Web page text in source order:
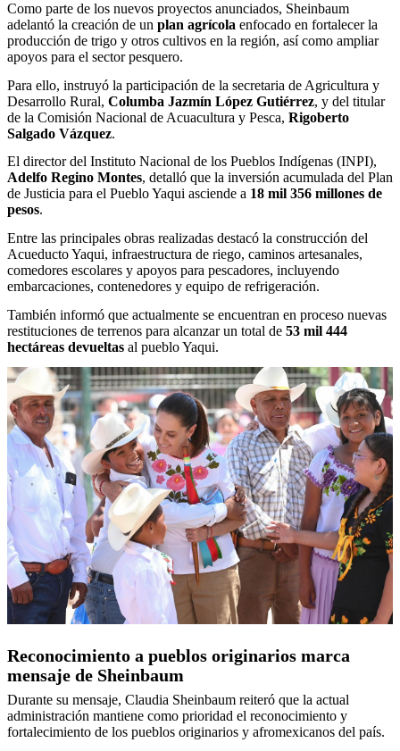
Como parte de los nuevos proyectos anunciados, Sheinbaum
adelantó la creación de un plan agrícola enfocado en fortalecer la
producción de trigo y otros cultivos en la región, así como ampliar
apoyos para el sector pesquero.
Para ello, instruyó la participación de la secretaria de Agricultura y
Desarrollo Rural, Columba Jazmín López Gutiérrez, y del titular
de la Comisión Nacional de Acuacultura y Pesca, Rigoberto
Salgado Vázquez.
El director del Instituto Nacional de los Pueblos Indígenas (INPI),
Adelfo Regino Montes, detalló que la inversión acumulada del Plan
de Justicia para el Pueblo Yaqui asciende a 18 mil 356 millones de
pesos.
Entre las principales obras realizadas destacó la construcción del
Acueducto Yaqui, infraestructura de riego, caminos artesanales,
comedores escolares y apoyos para pescadores, incluyendo
embarcaciones, contenedores y equipo de refrigeración.
También informó que actualmente se encuentran en proceso nuevas
restituciones de terrenos para alcanzar un total de 53 mil 444
hectáreas devueltas al pueblo Yaqui.
Reconocimiento a pueblos originarios marca
mensaje de Sheinbaum
Durante su mensaje, Claudia Sheinbaum reiteró que la actual
administración mantiene como prioridad el reconocimiento y
fortalecimiento de los pueblos originarios y afromexicanos del país.